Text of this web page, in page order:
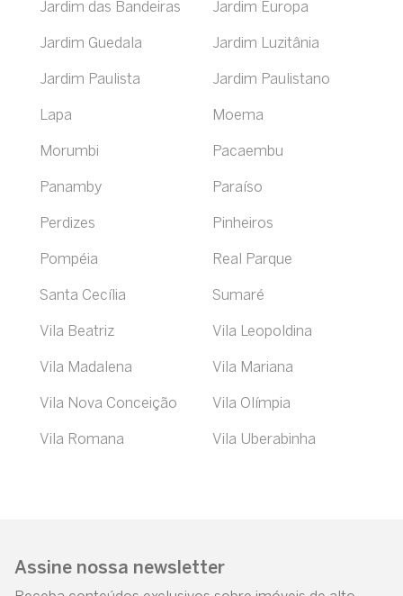
Jardim das Bandeiras Jardim Europa
Jardim Guedala Jardim Luzitânia
Jardim Paulista Jardim Paulistano
Lapa Moema
Morumbi Pacaembu
Panamby Paraíso
Perdizes Pinheiros
Pompéia Real Parque
Santa Cecília Sumaré
Vila Beatriz Vila Leopoldina
Vila Madalena Vila Mariana
Vila Nova Conceição Vila Olímpia
Vila Romana Vila Uberabinha
Assine nossa newsletter